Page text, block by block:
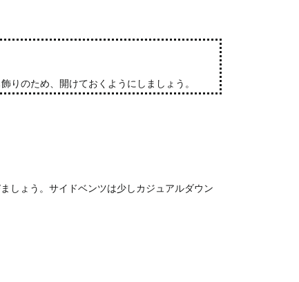
りのため、開けておくようにしましょう。
しょう。サイドベンツは少しカジュアルダウン